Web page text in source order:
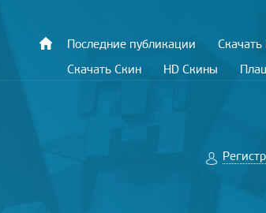
Последние публикации
Скачать Скин
HD Скины